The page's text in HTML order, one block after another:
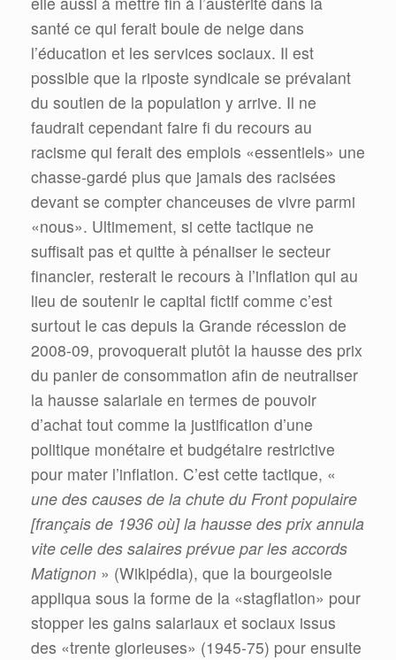
santé ce qui ferait boule de neige dans
l’éducation et les services sociaux. Il est
possible que la riposte syndicale se prévalant
du soutien de la population y arrive. Il ne
faudrait cependant faire fi du recours au
racisme qui ferait des emplois «essentiels» une
chasse-gardé plus que jamais des racisées
devant se compter chanceuses de vivre parmi
«nous». Ultimement, si cette tactique ne
suffisait pas et quitte à pénaliser le secteur
financier, resterait le recours à l’inflation qui au
lieu de soutenir le capital fictif comme c’est
surtout le cas depuis la Grande récession de
2008-09, provoquerait plutôt la hausse des prix
du panier de consommation afin de neutraliser
la hausse salariale en termes de pouvoir
d’achat tout comme la justification d’une
politique monétaire et budgétaire restrictive
pour mater l’inflation. C’est cette tactique, «
une des causes de la chute du Front populaire
[français de 1936 où] la hausse des prix annula
vite celle des salaires prévue par les accords
Matignon » (Wikipédia), que la bourgeoisie
appliqua sous la forme de la «stagflation» pour
stopper les gains salariaux et sociaux issus
des «trente glorieuses» (1945-75) pour ensuite